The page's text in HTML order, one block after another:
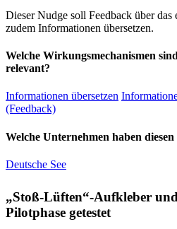
Dieser Nudge soll Feedback über das
zudem Informationen übersetzen.
Welche Wirkungsmechanismen
relevant?
Informationen übersetzen
(Feedback)
Welche Unternehmen haben
Deutsche See
„Stoß-Lüften“-Aufkleber
Pilotphase getestet